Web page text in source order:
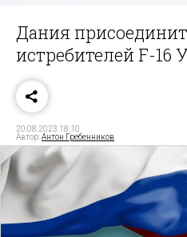
Дания
истребителей F-16
20.08.2023 18:10
Автор:Антон Гребенников